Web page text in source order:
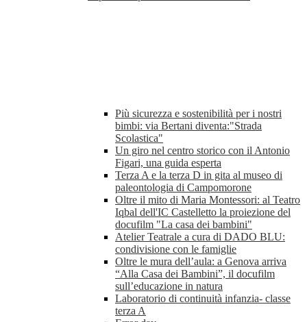
Più sicurezza e sostenibilità per i nostri
bimbi: via Bertani diventa:"Strada
Scolastica"
Un giro nel centro storico con il Antonio
Figari, una guida esperta
Terza A e la terza D in gita al museo di
paleontologia di Campomorone
Oltre il mito di Maria Montessori: al Teatro
Iqbal dell'IC Castelletto la proiezione del
docufilm "La casa dei bambini"
Atelier Teatrale a cura di DADO BLU:
condivisione con le famiglie
Oltre le mura dell’aula: a Genova arriva
“Alla Casa dei Bambini”, il docufilm
sull’educazione in natura
Laboratorio di continuità infanzia- classe
terza A